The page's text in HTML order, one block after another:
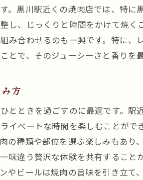
。黒川駅近くの焼肉店では、特
し、じっくりと時間をかけて焼
み合わせるのも一興です。特に
とで、そのジューシーさと香りを
方
とときを過ごすのに最適です。
イベートな時間を楽しむことが
の種類や部位を選ぶ楽しみもあ
味違う贅沢な体験を共有するこ
やビールは焼肉の旨味を引き立て